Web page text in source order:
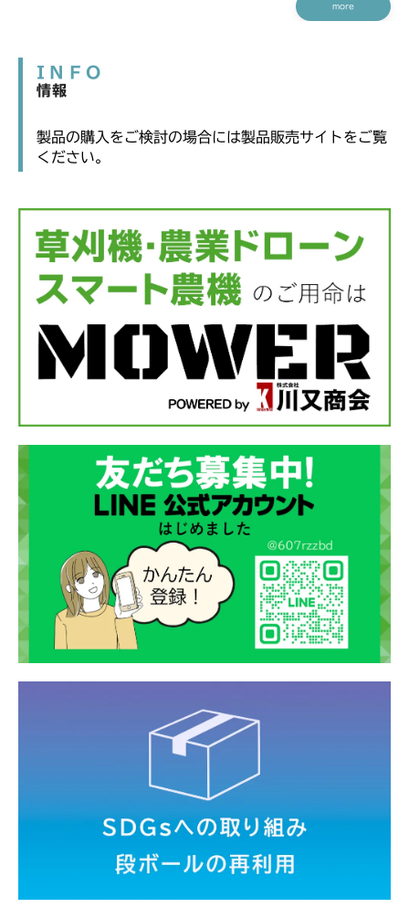
more
INFO
情報
製品の購入をご検討の場合には製品販売サイトをご覧
ください。